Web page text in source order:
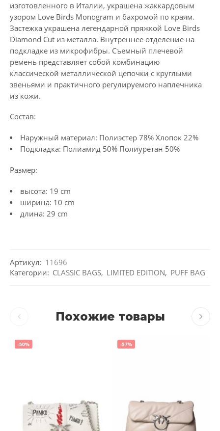
изготовленного в Италии, украшена жаккардовым
узором Love Birds Monogram и бахромой по краям.
Застежка украшена легендарной пряжкой Love Birds
Diamond Cut из металла. Внутреннее отделение на
подкладке из микрофибры. Съемный плечевой
ремень представляет собой комбинацию
классической металлической цепочки с круглыми
звеньями и практичного регулируемого наплечника
из кожи.
Состав:
Наружный материал: Полиэстер 78% Хлопок 22%
Подкладка: Полиамид 50% Полиуретан 50%
Размер:
высота: 19 cm
ширина: 10 cm
длина: 29 cm
Артикул: 11696
Категории: CLASSIC BAGS, LIMITED EDITION, PUFF BAG
Похожие товары
-50% -57%